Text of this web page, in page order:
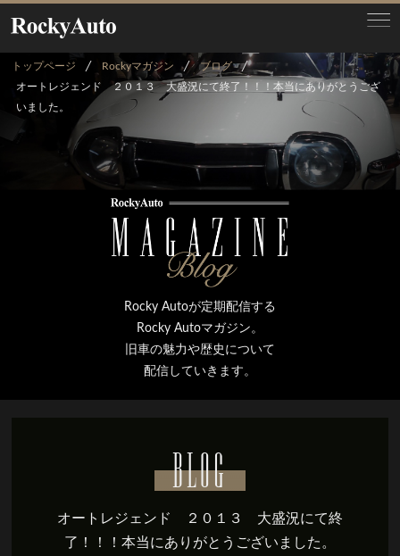
トップページ Rockyマガジン
ブログ
オートレジェンド ２０１３ 大盛況にて終了！！！本当にありがとうござ
いました。
Rocky Autoが定期配信する
Rocky Autoマガジン。
旧車の魅力や歴史について
配信していきます。
BLOG
オートレジェンド ２０１３ 大盛況にて終
了！！！本当にありがとうございました。